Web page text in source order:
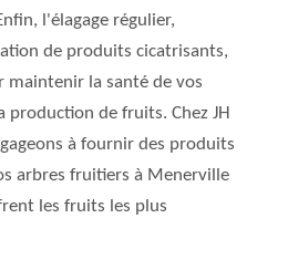
l'élagage régulier,
de produits cicatrisants,
maintenir la santé de vos
de fruits. Chez JH
à fournir des produits
arbres fruitiers à Menerville
les fruits les plus